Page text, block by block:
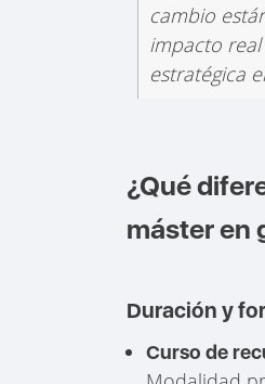
cambio
impacto
estratégica
¿Qué
máster en
Duración y
Curso de